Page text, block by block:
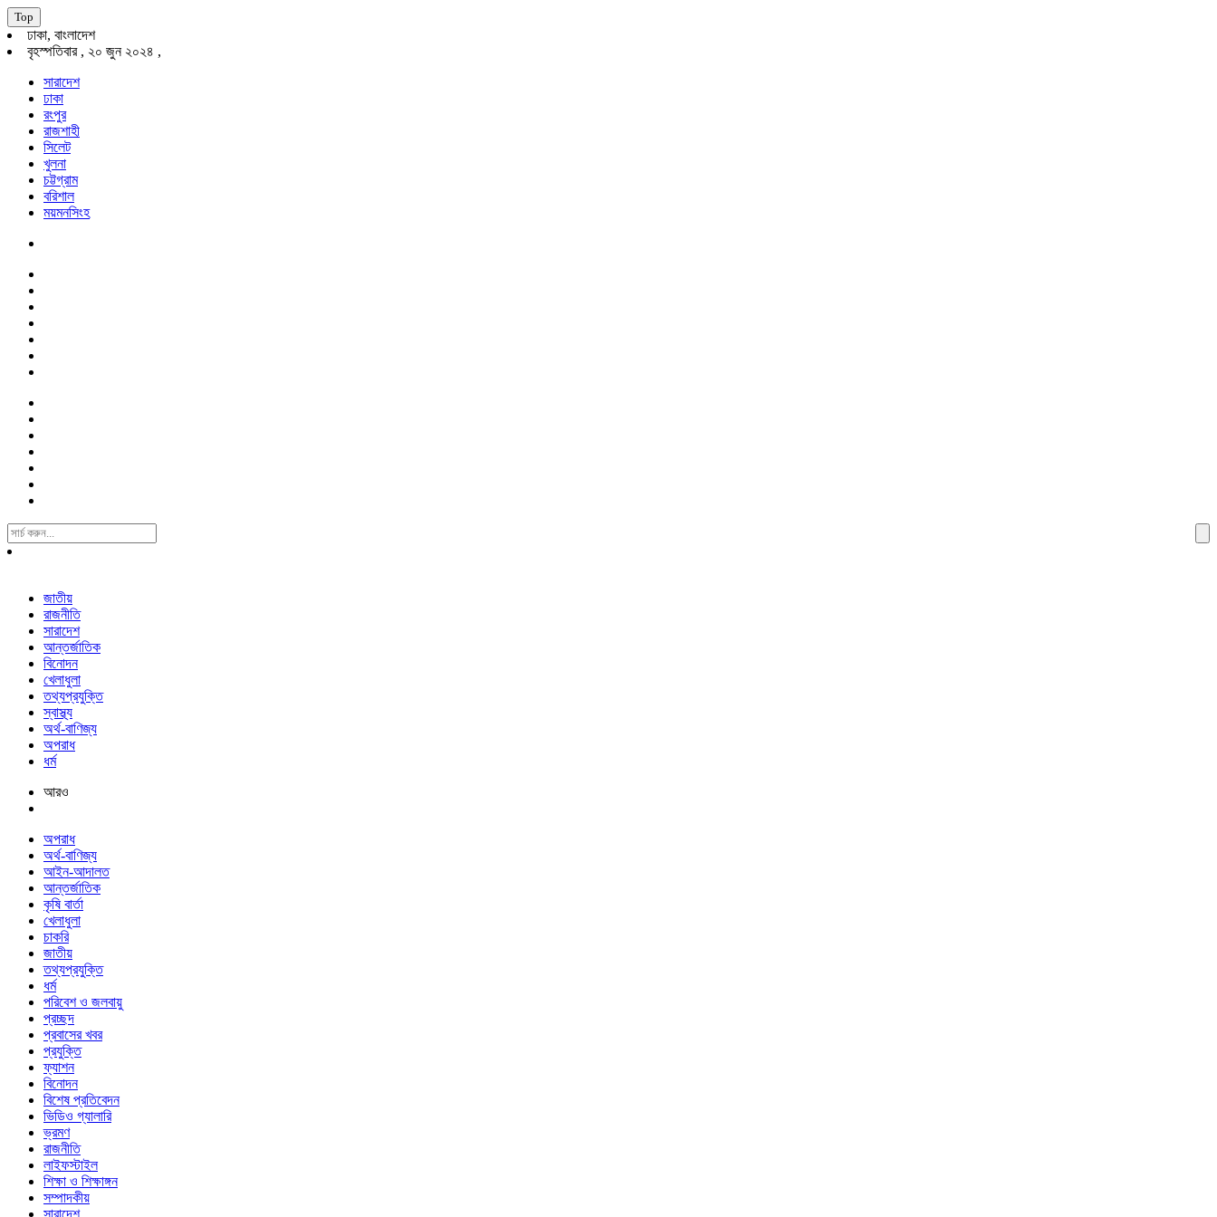
Top
ঢাকা, বাংলাদেশ
বৃহস্পতিবার , ২০ জুন ২০২৪ ,
সারাদেশ
ঢাকা
রংপুর
রাজশাহী
সিলেট
খুলনা
চট্টগ্রাম
বরিশাল
ময়মনসিংহ
Search
For:
জাতীয়
রাজনীতি
সারাদেশ
আন্তর্জাতিক
বিনোদন
খেলাধুলা
তথ্যপ্রযুক্তি
স্বাস্থ্য
অর্থ-বাণিজ্য
অপরাধ
ধর্ম
আরও
অপরাধ
অর্থ-বাণিজ্য
আইন-আদালত
আন্তর্জাতিক
কৃষি বার্তা
খেলাধুলা
চাকরি
জাতীয়
তথ্যপ্রযুক্তি
ধর্ম
পরিবেশ ও জলবায়ু
প্রচ্ছদ
প্রবাসের খবর
প্রযুক্তি
ফ্যাশন
বিনোদন
বিশেষ প্রতিবেদন
ভিডিও গ্যালারি
ভ্রমণ
রাজনীতি
লাইফস্টাইল
শিক্ষা ও শিক্ষাঙ্গন
সম্পাদকীয়
সারাদেশ